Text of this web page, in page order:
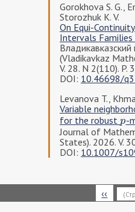
Gorokhova S. G.,
Storozhuk K. V.
On Equi-
Intervals
(Vladikavkaz
V. 28. N 2(110). P.
DOI: 10.46698/
Levanova T.,
Variable
for the robust p
p-
Journal of
States). 2026. V.
DOI: 10.1007/
страниц
‹‹